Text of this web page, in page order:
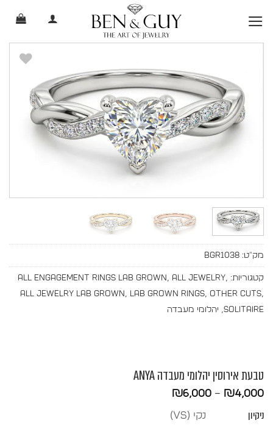
content
טבעת אירוסין יהלומי מעבדה ANYA
₪4,000
–
₪6,000
מחירים:
ניקיון נקי (vs)
מק"ט: BGR1038
קטגוריות: All Engagement Rings Lab Grown , All Jewelry,
All Jewelry Lab Grown , Lab Grown Rings, Other Cuts,
Solitaire
, יהלומי מעבדה